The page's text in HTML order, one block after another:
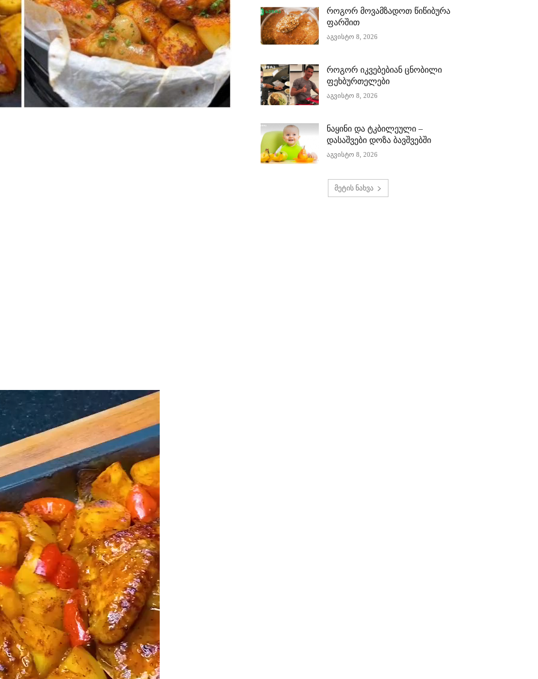
როგორ მოვამზადოთ წიწიბურა
ფარშით
აგვისტო 8, 2026
როგორ იკვებებიან ცნობილი
ფეხბურთელები
აგვისტო 8, 2026
ნაყინი და ტკბილეული –
დასაშვები დოზა ბავშვებში
აგვისტო 8, 2026
მეტის ნახვა